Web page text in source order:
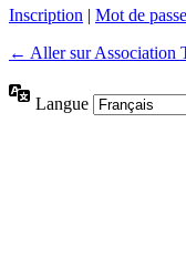
Inscription | Mot de
← Aller sur
Langue